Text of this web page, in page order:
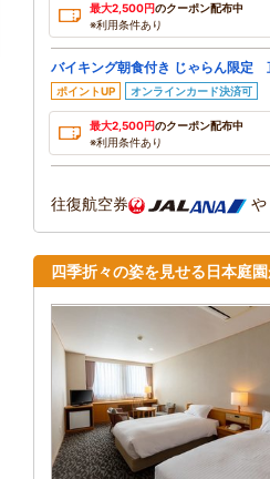
最大2,500円のクーポン配布中
※利用条件あり
バイキング朝食付き じゃらん限定
ポイントUP オンラインカード決済可
最大2,500円のクーポン配布中
※利用条件あり
往復航空券 や
四季折々の姿を見せる日本庭